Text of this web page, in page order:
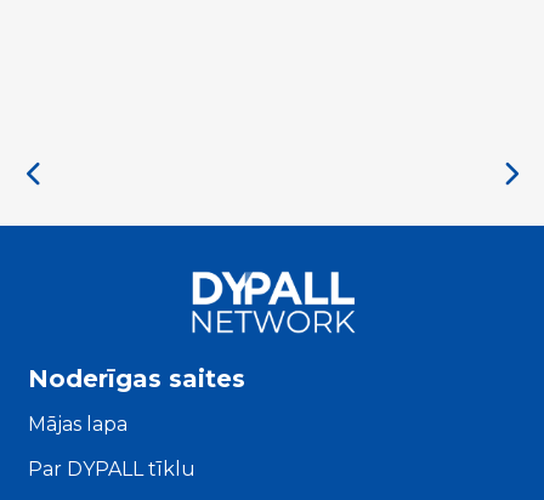
Noderīgas saites
Mājas lapa
Par DYPALL tīklu